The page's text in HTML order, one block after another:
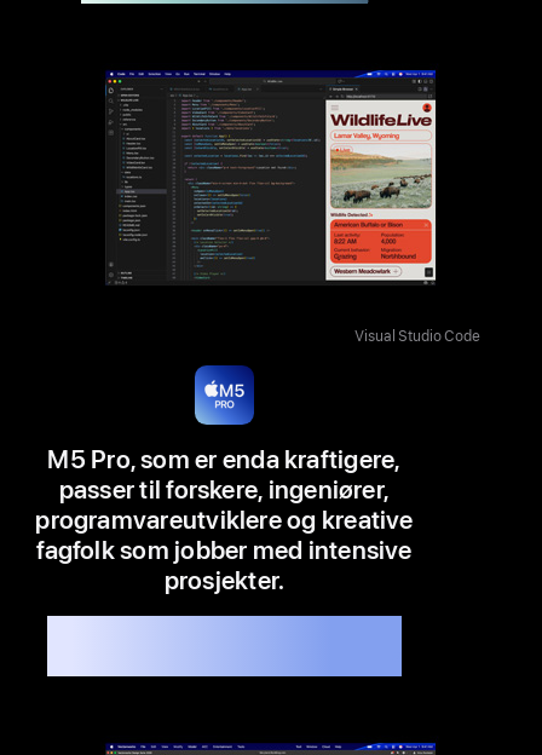
Visual Studio Code
M5 Pro, som er enda kraftigere,
passer til forskere, ingeniører,
program­vare­utviklere og kreative
fagfolk som jobber med intensive
prosjekter.